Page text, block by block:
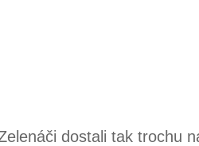
dostali tak trochu